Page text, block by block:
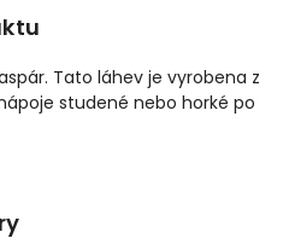
Tato láhev je vyrobena z
studené nebo horké po